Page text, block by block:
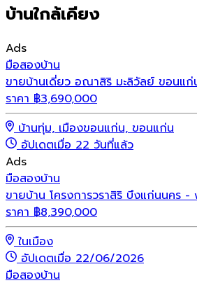
บ้านใกล้เคียง
Ads
มือสองบ้าน
ขายบ้านเดี่ยว อณาสิริ มะลิวัลย์ ขอนแก่
ราคา ฿3,690,000
บ้านทุ่ม, เมืองขอนแก่น, ขอนแก่น
อัปเดตเมื่อ 22 วันที่แล้ว
Ads
มือสองบ้าน
ขายบ้าน โครงการวราสิริ บึงแก่นนคร -
ราคา ฿8,390,000
ในเมือง
อัปเดตเมื่อ 22/06/2026
มือสองบ้าน